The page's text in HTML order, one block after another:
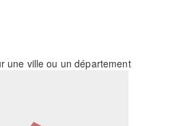
une ville ou un département